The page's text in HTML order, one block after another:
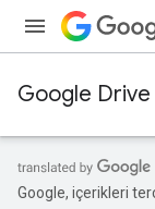
Google Drive
Google, içerikleri